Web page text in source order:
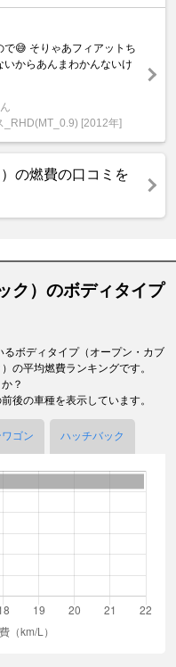
😅 そりゃあフィアットち
からあんまわかんないけ
_RHD(MT_0.9) [2012年]
の燃費の口コミを
ク）のボディタイプ
ボディタイプ（オープン・カブ
の平均燃費ランキングです。
？
後の車種を表示しています。
ゴン ハッチバック